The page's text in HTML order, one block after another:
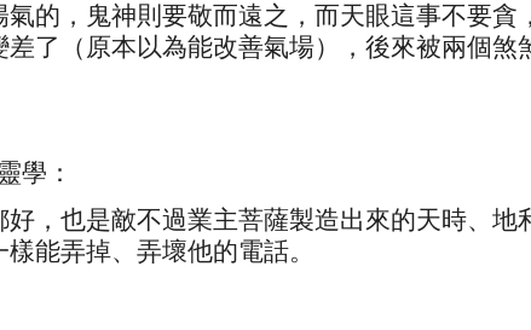
的，鬼神則要敬而遠之，而天眼這事不要貪
了（原本以為能改善氣場），後來被兩個煞
學：
，也是敵不過業主菩薩製造出來的天時、地
能弄掉、弄壞他的電話。